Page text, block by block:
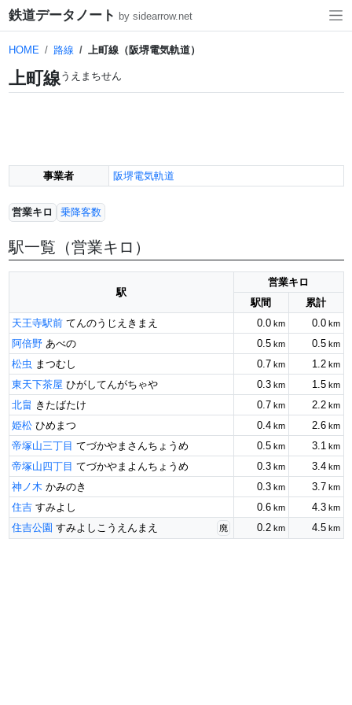
鉄道データノート by sidearrow.net
HOME 路線 上町線（阪堺電気軌道）
上町線うえまちせん
事業者 阪堺電気軌道
営業キロ 乗降客数
駅一覧（営業キロ）
駅
営業キロ
駅間
累計
天王寺駅前 てんのうじえきまえ 0.0 km 0.0 km
阿倍野 あべの 0.5 km 0.5 km
松虫 まつむし 0.7 km 1.2 km
東天下茶屋 ひがしてんがちゃや 0.3 km 1.5 km
北畠 きたばたけ 0.7 km 2.2 km
姫松 ひめまつ 0.4 km 2.6 km
帝塚山三丁目 てづかやまさんちょうめ 0.5 km 3.1 km
帝塚山四丁目 てづかやまよんちょうめ 0.3 km 3.4 km
神ノ木 かみのき 0.3 km 3.7 km
住吉 すみよし 0.6 km 4.3 km
住吉公園 すみよしこうえんまえ 廃 0.2 km 4.5 km